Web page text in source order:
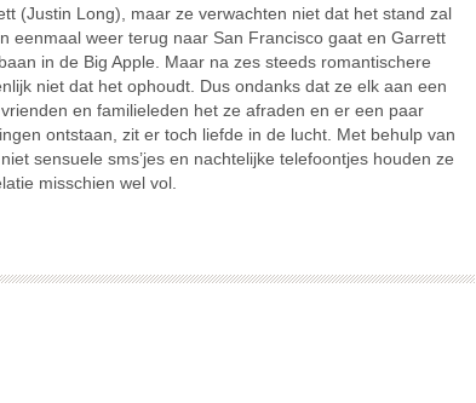
(Justin Long), maar ze verwachten niet dat het stand zal
eenmaal weer terug naar San Francisco gaat en Garrett
in de Big Apple. Maar na zes steeds romantischere
niet dat het ophoudt. Dus ondanks dat ze elk aan een
en familieleden het ze afraden en er een paar
ontstaan, zit er toch liefde in de lucht. Met behulp van
sensuele sms’jes en nachtelijke telefoontjes houden ze
misschien wel vol.